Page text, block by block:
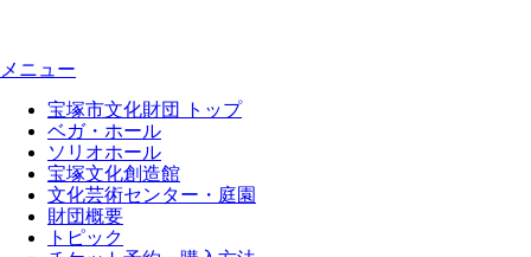
メニュー
宝塚市文化財団 トップ
ベガ・ホール
ソリオホール
宝塚文化創造館
文化芸術センター・庭園
財団概要
トピック